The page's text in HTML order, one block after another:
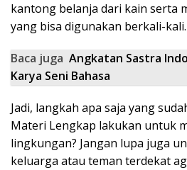
kantong belanja dari kain serta
yang bisa digunakan berkali-kali.
Baca juga Angkatan Sastra
Karya Seni Bahasa
Jadi, langkah apa saja yang
Materi Lengkap lakukan untuk
lingkungan? Jangan lupa juga
keluarga atau teman terdekat